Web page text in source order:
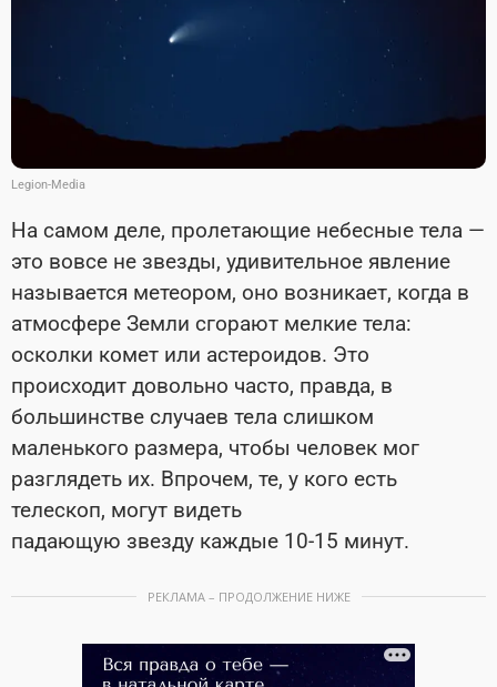
Legion-Media
На самом деле, пролетающие небесные тела —
это вовсе не звезды, удивительное явление
называется метеором, оно возникает, когда в
атмосфере Земли сгорают мелкие тела:
осколки комет или астероидов. Это
происходит довольно часто, правда, в
большинстве случаев тела слишком
маленького размера, чтобы человек мог
разглядеть их. Впрочем, те, у кого есть
телескоп, могут видеть
падающую звезду каждые 10-15 минут.
РЕКЛАМА – ПРОДОЛЖЕНИЕ НИЖЕ